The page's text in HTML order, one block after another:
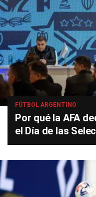
FÚTBOL ARGENTINO
Por qué la AFA
el Día de las